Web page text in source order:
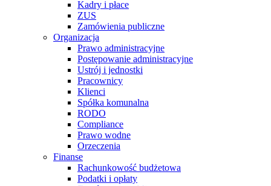
Kadry i płace
ZUS
Zamówienia publiczne
Organizacja
Prawo administracyjne
Postępowanie administracyjne
Ustrój i jednostki
Pracownicy
Klienci
Spółka komunalna
RODO
Compliance
Prawo wodne
Orzeczenia
Finanse
Rachunkowość budżetowa
Podatki i opłaty